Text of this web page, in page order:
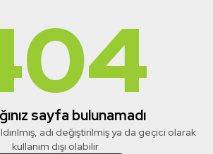
sayfa bulunamadı
adı değiştirilmiş ya da geçici olarak
kullanım dışı olabilir